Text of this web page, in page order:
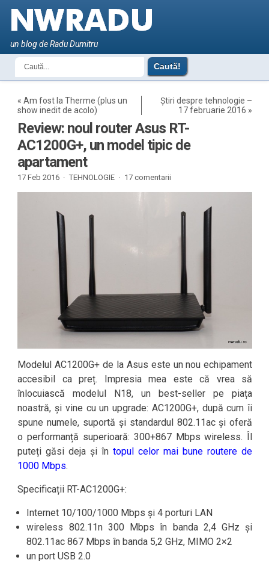
un blog de Radu Dumitru
«Am fost la Therme (plus un
show inedit de acolo)
Știri despre tehnologie –
17 februarie 2016 »
Review: noul router Asus RT-
AC1200G+, un model tipic de
apartament
17 Feb 2016 · TEHNOLOGIE · 17 comentarii
Modelul AC1200G+ de la Asus este un nou echipament
accesibil ca preț. Impresia mea este că vrea să
înlocuiască modelul N18, un best-seller pe piața
noastră, și vine cu un upgrade: AC1200G+, după cum îi
spune numele, suportă și standardul 802.11ac și oferă
o performanță superioară: 300+867 Mbps wireless. Îl
puteți găsi deja și întopul celor mai bune routere de
1000 Mbps.
Specificații RT-AC1200G+:
Internet 10/100/1000 Mbps și 4 porturi LAN
wireless 802.11n 300 Mbps în banda 2,4 GHz și
802.11ac 867 Mbps în banda 5,2 GHz, MIMO 2×2
un port USB 2.0